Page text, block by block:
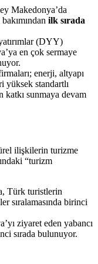
Makedonya’da
ilk sırada
(DYY)
en çok sermaye
enerji, altyapı
yüksek standartlı
sunmaya devam
ilişkilerin turizme
“turizm
Türk turistlerin
sıralamasında birinci
ziyaret eden yabancı
sırada bulunuyor.